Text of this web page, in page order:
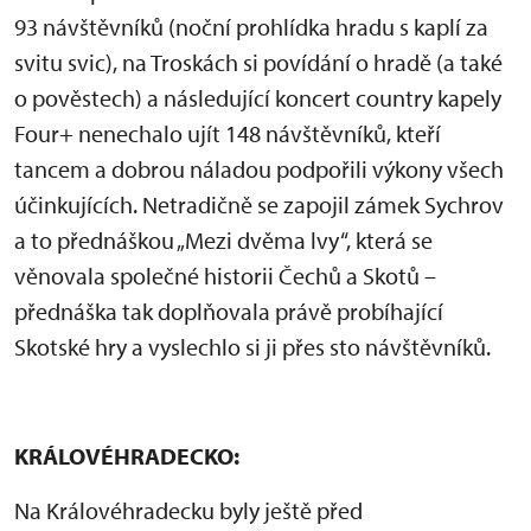
93 návštěvníků (noční prohlídka hradu s kaplí za
svitu svic), na Troskách si povídání o hradě (a také
o pověstech) a následující koncert country kapely
Four+ nenechalo ujít 148 návštěvníků, kteří
tancem a dobrou náladou podpořili výkony všech
účinkujících. Netradičně se zapojil zámek Sychrov
a to přednáškou „Mezi dvěma lvy“, která se
věnovala společné historii Čechů a Skotů –
přednáška tak doplňovala právě probíhající
Skotské hry a vyslechlo si ji přes sto návštěvníků.
KRÁLOVÉHRADECKO:
Na Královéhradecku byly ještě před